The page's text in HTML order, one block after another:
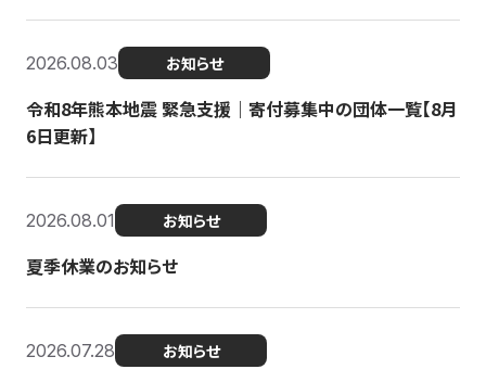
2026.08.03 お知らせ
令和8年熊本地震 緊急支援｜寄付募集中の団体一覧【8月
6日更新】
2026.08.01 お知らせ
夏季休業のお知らせ
2026.07.28 お知らせ